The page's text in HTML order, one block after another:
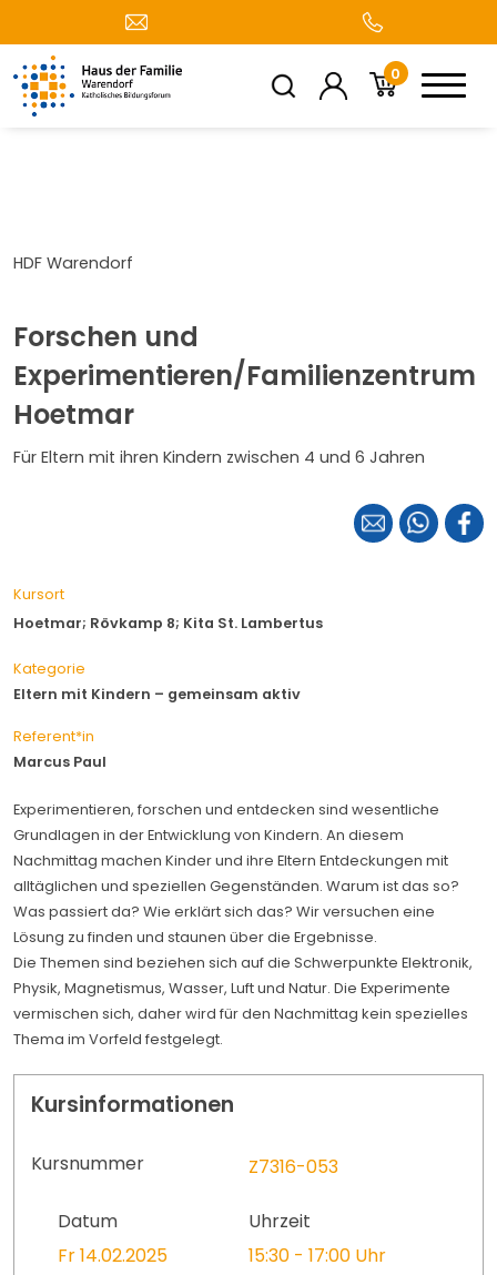
0
HDF Warendorf
Forschen und
Experimentieren/Familienzentrum
Hoetmar
Für Eltern mit ihren Kindern zwischen 4 und 6 Jahren
Referent*in
Marcus Paul
Kategorie
Eltern mit Kindern – gemeinsam aktiv
Kursort
Hoetmar; Rövkamp 8; Kita St. Lambertus
Experimentieren, forschen und entdecken sind wesentliche
Grundlagen in der Entwicklung von Kindern. An diesem
Nachmittag machen Kinder und ihre Eltern Entdeckungen mit
alltäglichen und speziellen Gegenständen. Warum ist das so?
Was passiert da? Wie erklärt sich das? Wir versuchen eine
Lösung zu finden und staunen über die Ergebnisse.
Die Themen sind beziehen sich auf die Schwerpunkte Elektronik,
Physik, Magnetismus, Wasser, Luft und Natur. Die Experimente
vermischen sich, daher wird für den Nachmittag kein spezielles
Thema im Vorfeld festgelegt.
Kursinformationen
Kursnummer Z7316-053
Datum
Fr 14.02.2025
Uhrzeit
15:30 - 17:00 Uhr